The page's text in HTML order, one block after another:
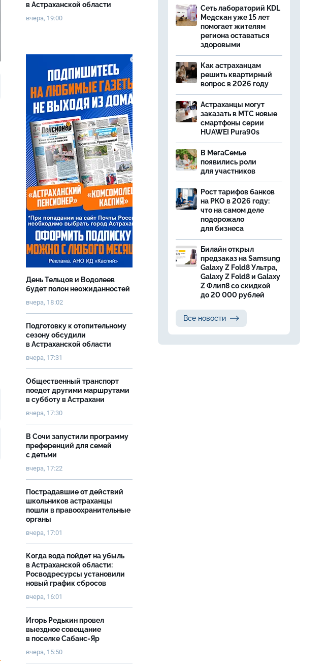
в Астраханской области
вчера, 19:00
День Тельцов и Водолеев
будет полон неожиданностей
вчера, 18:02
Подготовку к отопительному
сезону обсудили
в Астраханской области
вчера, 17:31
Общественный транспорт
поедет другими маршрутами
в субботу в Астрахани
вчера, 17:30
В Сочи запустили программу
преференций для семей
с детьми
вчера, 17:22
Пострадавшие от действий
школьников астраханцы
пошли в правоохранительные
органы
вчера, 17:01
Когда вода пойдет на убыль
в Астраханской области:
Росводресурсы установили
новый график сбросов
вчера, 16:01
Игорь Редькин провел
выездное совещание
в поселке Сабанс-Яр
вчера, 15:50
Сеть лабораторий KDL
Медскан уже 15 лет
помогает жителям
региона оставаться
здоровыми
Как астраханцам
решить квартирный
вопрос в 2026 году
Астраханцы могут
заказать в МТС новые
смартфоны серии
HUAWEI Pura90s
В МегаСемье
появились роли
для участников
Рост тарифов банков
на РКО в 2026 году:
что на самом деле
подорожало
для бизнеса
Билайн открыл
предзаказ на Samsung
Galaxy Z Fold8 Ультра,
Galaxy Z Fold8 и Galaxy
Z Флип8 со скидкой
до 20 000 рублей
Все новости